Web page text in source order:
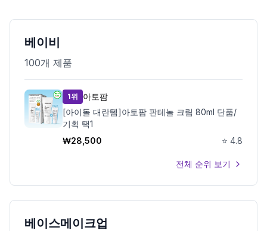
찜 목록
루틴탐색
제품비교
베이비
100개 제품
1위
아토팜
[아이돌 대란템]아토팜 판테놀 크림 80ml 단품/
기획 택1
₩28,500 ⭐ 4.8
전체 순위 보기
베이스메이크업